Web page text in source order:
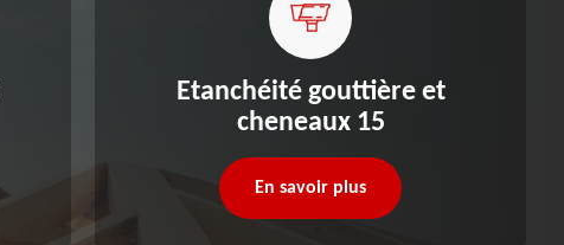
Etanchéité gouttière et
cheneaux 15
En savoir plus